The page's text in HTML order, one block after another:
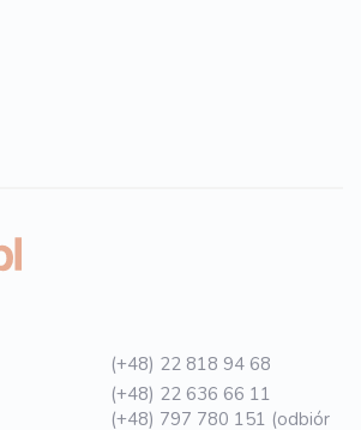
(+48) 22 818 94 68
(+48) 22 636 66 11
(+48) 797 780 151 (odbiór